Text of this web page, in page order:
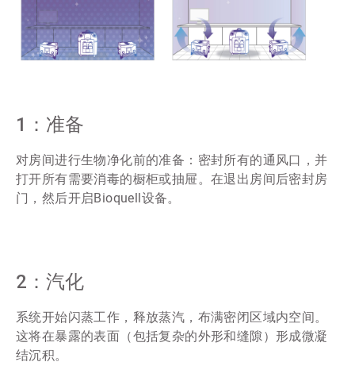
1：准备
对房间进行生物净化前的准备：密封所有的通风口，并
打开所有需要消毒的橱柜或抽屉。在退出房间后密封房
门，然后开启Bioquell设备。
2：汽化
系统开始闪蒸工作，释放蒸汽，布满密闭区域内空间。
这将在暴露的表面（包括复杂的外形和缝隙）形成微凝
结沉积。